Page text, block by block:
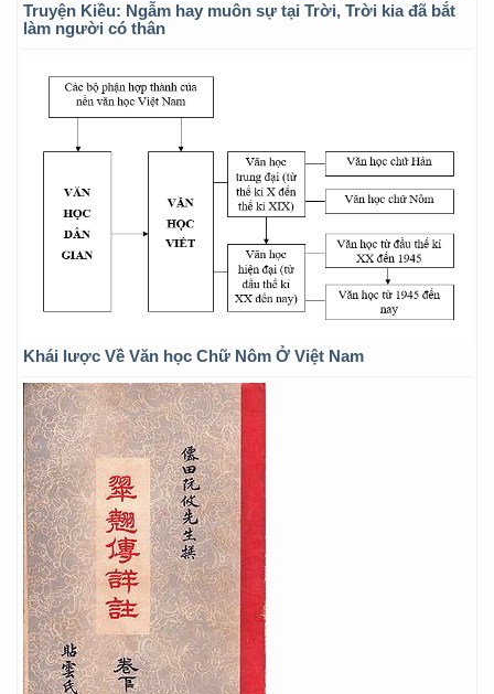
Truyện Kiều: Ngẫm hay muôn sự tại Trời, Trời kia đã bắt
làm người có thân
Khái lược Về Văn học Chữ Nôm Ở Việt Nam